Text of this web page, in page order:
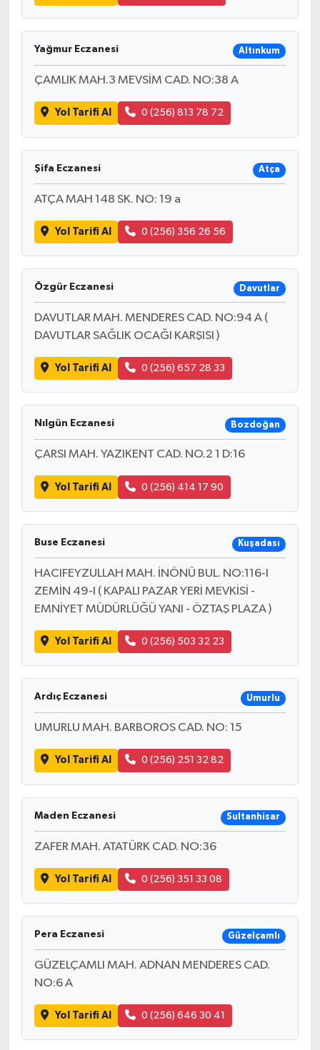
Yağmur Eczanesi Altınkum
ÇAMLIK MAH.3 MEVSİM CAD. NO:38 A
Yol Tarifi Al 0 (256) 813 78 72
Şifa Eczanesi Atça
ATÇA MAH 148 SK. NO: 19 a
Yol Tarifi Al 0 (256) 356 26 56
Özgür Eczanesi Davutlar
DAVUTLAR MAH. MENDERES CAD. NO:94 A (
DAVUTLAR SAĞLIK OCAĞI KARŞISI )
Yol Tarifi Al 0 (256) 657 28 33
Nılgün Eczanesi Bozdoğan
ÇARSI MAH. YAZIKENT CAD. NO.2 1 D:16
Yol Tarifi Al 0 (256) 414 17 90
Buse Eczanesi Kuşadası
HACIFEYZULLAH MAH. İNÖNÜ BUL. NO:116-I
ZEMİN 49-I ( KAPALI PAZAR YERİ MEVKİSİ -
EMNİYET MÜDÜRLÜĞÜ YANI - ÖZTAŞ PLAZA )
Yol Tarifi Al 0 (256) 503 32 23
Ardıç Eczanesi Umurlu
UMURLU MAH. BARBOROS CAD. NO: 15
Yol Tarifi Al 0 (256) 251 32 82
Maden Eczanesi Sultanhisar
ZAFER MAH. ATATÜRK CAD. NO:36
Yol Tarifi Al 0 (256) 351 33 08
Pera Eczanesi Güzelçamlı
GÜZELÇAMLI MAH. ADNAN MENDERES CAD.
NO:6 A
Yol Tarifi Al 0 (256) 646 30 41